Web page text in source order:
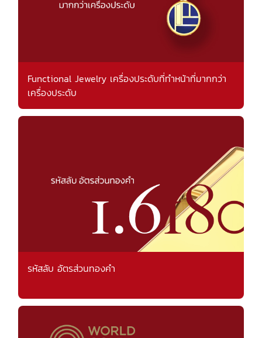
Functional Jewelry เครื่องประดับที่ทำหน้าที่มากกว่า
เครื่องประดับ
รหัสลับ อัตรส่วนทองคำ